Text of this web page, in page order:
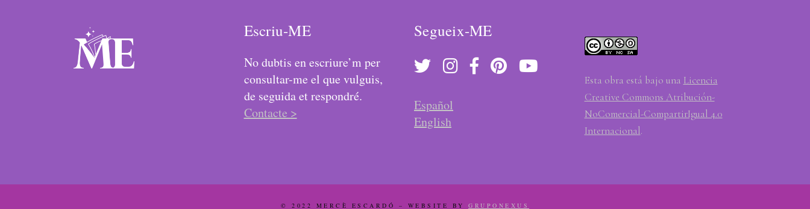
Escriu-ME
No dubtis en escriure’m per
consultar-me el que vulguis,
de seguida et respondré.
Contacte >
Segueix-ME
Español
English
Esta obra está bajo una Licencia
Creative Commons Atribución-
NoComercial-CompartirIgual 4.0
Internacional.
© 2022 MERCÈ ESCARDÓ – WEBSITE BY GRUPONEXUS